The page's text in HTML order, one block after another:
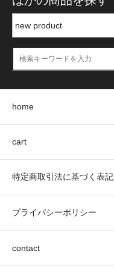
home
cart
特定商取引法に基づく表記
プライバシーポリシー
contact